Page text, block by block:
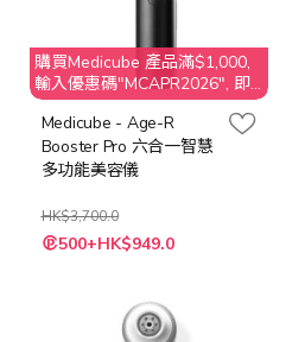
購買Medicube 產品滿$1,000,
輸入優惠碼"MCAPR2026", 即
享$50 折扣
Medicube - Age-R
Booster Pro 六合一智慧
多功能美容儀
HK$3,700.0
500+HK$949.0